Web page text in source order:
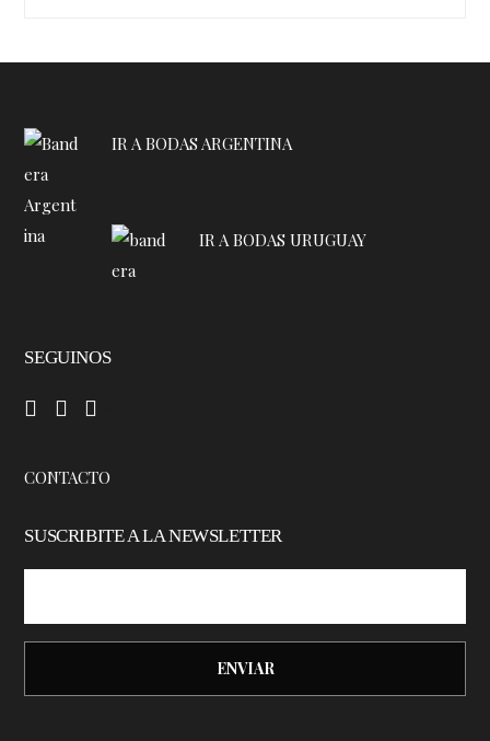
IR A BODAS ARGENTINA
IR A BODAS URUGUAY
SEGUINOS
CONTACTO
SUSCRIBITE A LA NEWSLETTER